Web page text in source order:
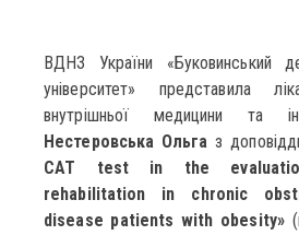
ВДНЗ України «Буковинський
університет» представила
внутрішньої медицини та
Нестеровська Ольга з
CAT test in the
rehabilitation in chronic
disease patients with obesity»